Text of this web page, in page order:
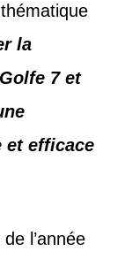
la
7 et
et efficace
l’année